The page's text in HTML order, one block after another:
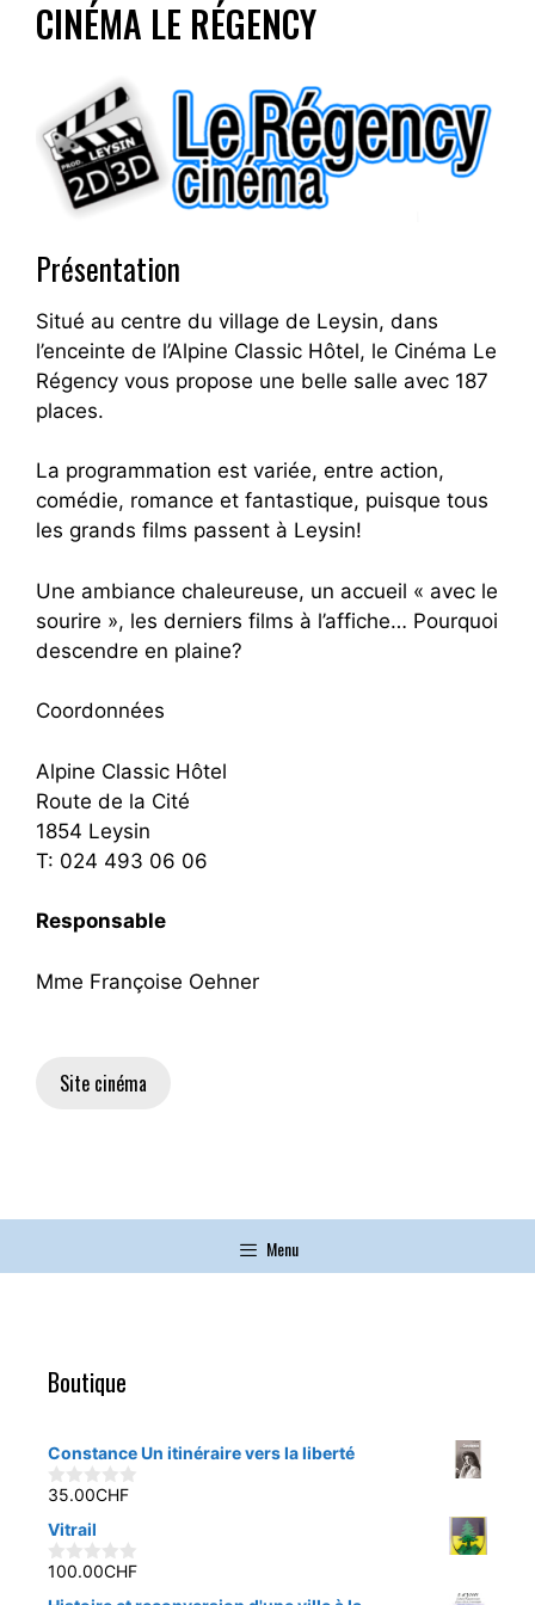
CINÉMA LE RÉGENCY
Présentation
Situé au centre du village de Leysin, dans
l’enceinte de l’Alpine Classic Hôtel, le Cinéma Le
Régency vous propose une belle salle avec 187
places.
La programmation est variée, entre action,
comédie, romance et fantastique, puisque tous
les grands films passent à Leysin!
Une ambiance chaleureuse, un accueil « avec le
sourire », les derniers films à l’affiche… Pourquoi
descendre en plaine?
Coordonnées
Alpine Classic Hôtel
Route de la Cité
1854 Leysin
T: 024 493 06 06
Responsable
Mme Françoise Oehner
Site cinéma
Menu
Boutique
Constance Un itinéraire vers la liberté
0
u
r
5
35.00CHF
Vitrail
0
100.00CHF